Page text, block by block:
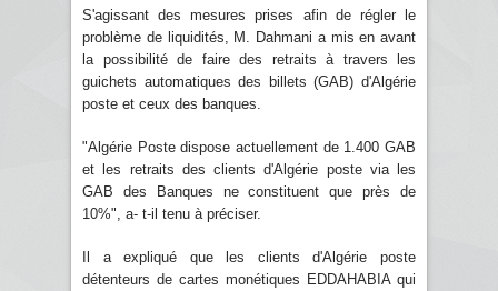
S'agissant des mesures prises afin de régler le
problème de liquidités, M. Dahmani a mis en avant
la possibilité de faire des retraits à travers les
guichets automatiques des billets (GAB) d'Algérie
poste et ceux des banques.
"Algérie Poste dispose actuellement de 1.400 GAB
et les retraits des clients d'Algérie poste via les
GAB des Banques ne constituent que près de
10%", a- t-il tenu à préciser.
Il a expliqué que les clients d'Algérie poste
détenteurs de cartes monétiques EDDAHABIA qui